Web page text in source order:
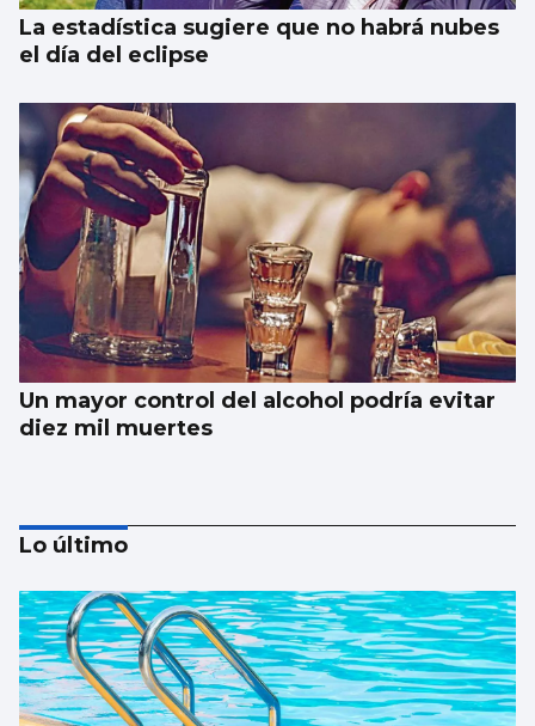
La estadística sugiere que no habrá nubes
el día del eclipse
Un mayor control del alcohol podría evitar
diez mil muertes
Lo último